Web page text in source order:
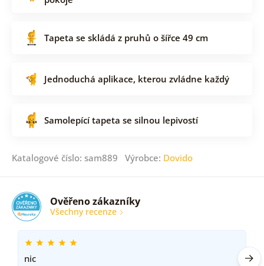
Tapeta se skládá z pruhů o šířce 49 cm
Jednoduchá aplikace, kterou zvládne každý
Samolepící tapeta se silnou lepivostí
Katalogové číslo: sam889 Výrobce: Dovido
Ověřeno zákazníky
Všechny recenze
nic